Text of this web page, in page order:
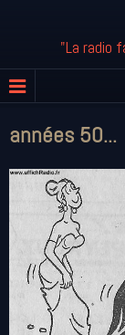
"La radio
années 50...